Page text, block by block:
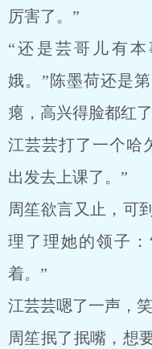
厉害了。”
“还是芸哥儿有
娥。”陈墨荷还是
瘪，高兴得脸都红了
江芸芸打了一个哈
出发去上课了。”
周笙欲言又止，可
理了理她的领子
着。”
江芸芸嗯了一声，
周笙抿了抿嘴，想